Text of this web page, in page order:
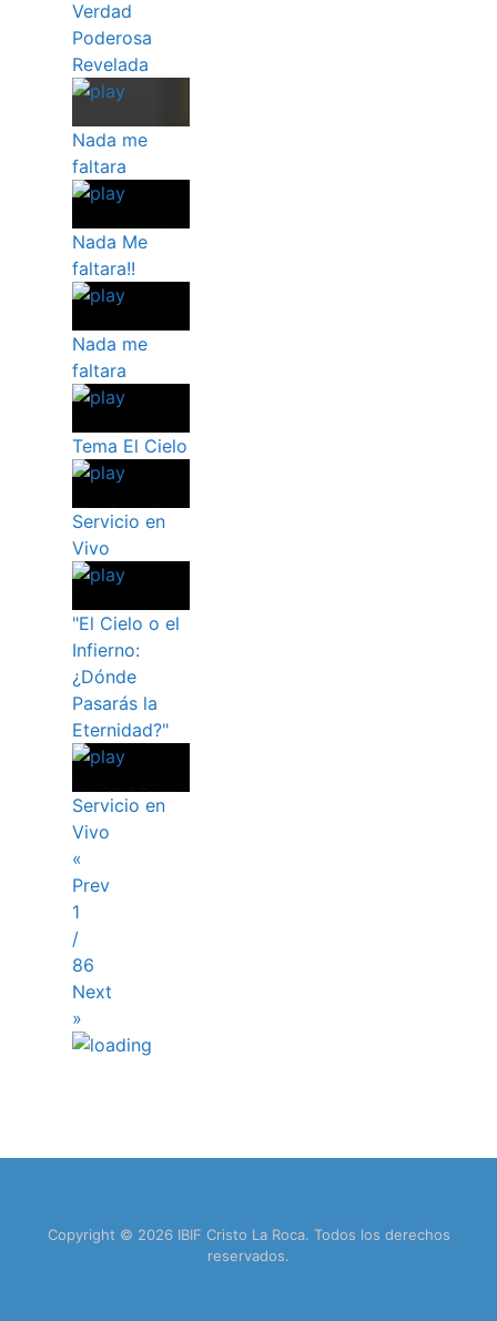
Verdad
Poderosa
Revelada
Nada me
faltara
Nada Me
faltara!!
Nada me
faltara
Tema El Cielo
Servicio en
Vivo
"El Cielo o el
Infierno:
¿Dónde
Pasarás la
Eternidad?"
Servicio en
Vivo
«
Prev
1
/
86
Next
»
Copyright © 2026 IBIF Cristo La Roca. Todos los derechos
reservados.